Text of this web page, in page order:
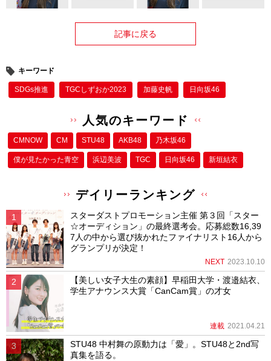
記事に戻る
キーワード
SDGs推進 TGCしずおか2023 加藤史帆 日向坂46
人気のキーワード
CMNOW CM STU48 AKB48 乃木坂46
僕が⾒たかった⻘空 浜辺美波 TGC 日向坂46 新垣結衣
デイリーランキング
スターダストプロモーション主催 第３回「スター
☆オーディション」の最終選考会。応募総数16,39
7人の中から選び抜かれたファイナリスト16人から
グランプリが決定！
NEXT 2023.10.10
【美しい女子大生の素顔】早稲田大学・渡邉結衣、
学生アナウンス大賞「CanCam賞」の才女
連載 2021.04.21
STU48 中村舞の原動力は「愛」。STU48と2nd写
真集を語る。